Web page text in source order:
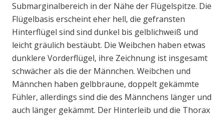
Submarginalbereich in der Nähe der Flügelspitze. Die
Flügelbasis erscheint eher hell, die gefransten
Hinterflügel sind sind dunkel bis gelblichweiß und
leicht gräulich bestäubt. Die Weibchen haben etwas
dunklere Vorderflügel, ihre Zeichnung ist insgesamt
schwächer als die der Männchen. Weibchen und
Männchen haben gelbbraune, doppelt gekämmte
Fühler, allerdings sind die des Männchens länger und
auch länger gekämmt. Der Hinterleib und die Thorax